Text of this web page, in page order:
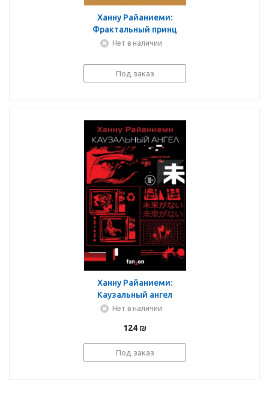
Ханну Райаниеми:
Фрактальный принц
Нет в наличии
Под заказ
Ханну Райаниеми:
Каузальный ангел
Нет в наличии
124 ₪
Под заказ